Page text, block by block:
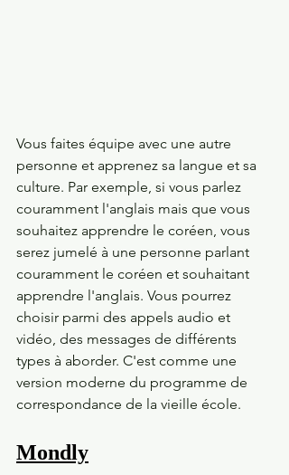
Vous faites équipe avec une autre
personne et apprenez sa langue et sa
culture. Par exemple, si vous parlez
couramment l'anglais mais que vous
souhaitez apprendre le coréen, vous
serez jumelé à une personne parlant
couramment le coréen et souhaitant
apprendre l'anglais. Vous pourrez
choisir parmi des appels audio et
vidéo, des messages de différents
types à aborder. C'est comme une
version moderne du programme de
correspondance de la vieille école.
Mondly